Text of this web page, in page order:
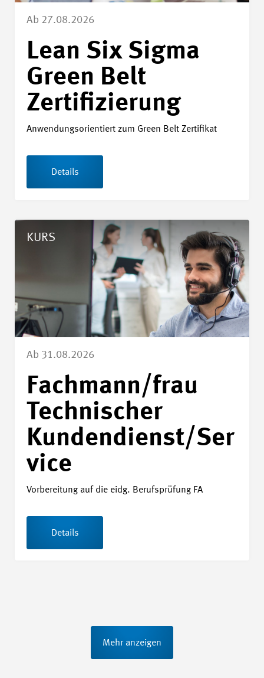
Ab 27.08.2026
Lean Six Sigma
Green Belt
Zertifizierung
Anwendungsorientiert zum Green Belt Zertifikat
Details
KURS
Ab 31.08.2026
Fachmann/frau
Technischer
Kundendienst/Ser
vice
Vorbereitung auf die eidg. Berufsprüfung FA
Details
Details Fachmann/frau Technischer Kundendienst/Service
Mehr anzeigen